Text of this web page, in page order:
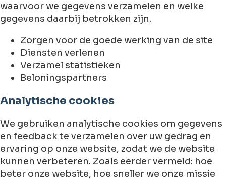
waarvoor we gegevens verzamelen en welke
gegevens daarbij betrokken zijn.
Zorgen voor de goede werking van de site
Diensten verlenen
Verzamel statistieken
Beloningspartners
Analytische cookies
We gebruiken analytische cookies om gegevens
en feedback te verzamelen over uw gedrag en
ervaring op onze website, zodat we de website
kunnen verbeteren. Zoals eerder vermeld: hoe
beter onze website, hoe sneller we onze missie